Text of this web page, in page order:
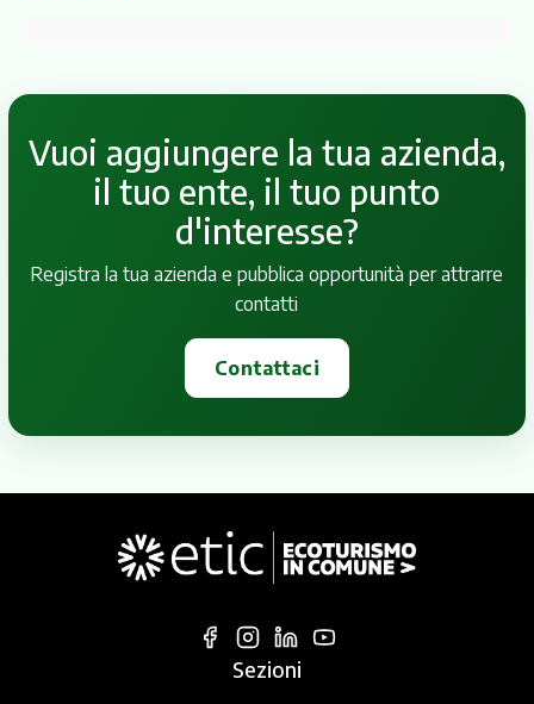
Vuoi aggiungere la tua azienda,
il tuo ente, il tuo punto
d'interesse?
Registra la tua azienda e pubblica opportunità per attrarre
contatti
Contattaci
Sezioni